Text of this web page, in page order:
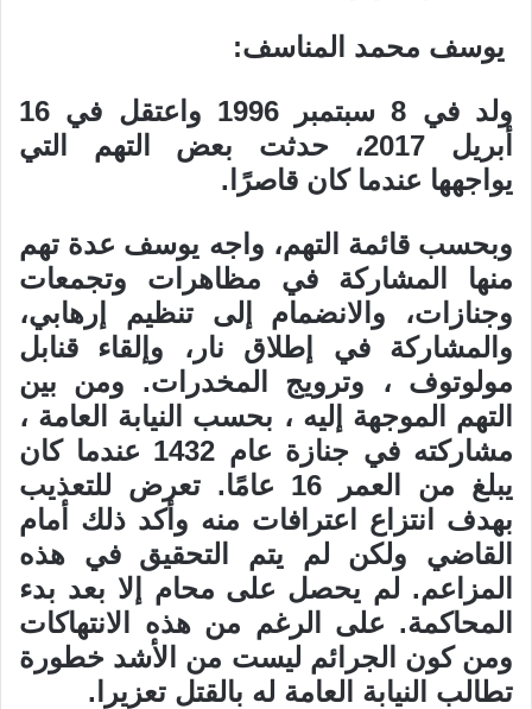
يوسف محمد المناسف:
ولد في 8 سبتمبر 1996 واعتقل في 16
أبريل 2017، حدثت بعض التهم التي
يواجهها عندما كان قاصرًا.
وبحسب قائمة التهم، واجه يوسف عدة تهم
منها المشاركة في مظاهرات وتجمعات
وجنازات، والانضمام إلى تنظيم إرهابي،
والمشاركة في إطلاق نار، وإلقاء قنابل
مولوتوف ، وترويج المخدرات. ومن بين
التهم الموجهة إليه ، بحسب النيابة العامة ،
مشاركته في جنازة عام 1432 عندما كان
يبلغ من العمر 16 عامًا. تعرض للتعذيب
بهدف انتزاع اعترافات منه وأكد ذلك أمام
القاضي ولكن لم يتم التحقيق في هذه
المزاعم. لم يحصل على محام إلا بعد بدء
المحاكمة. على الرغم من هذه الانتهاكات
ومن كون الجرائم ليست من الأشد خطورة
تطالب النيابة العامة له بالقتل تعزيرا.